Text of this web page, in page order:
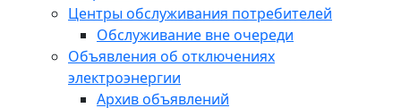
Центры обслуживания потребителей
Обслуживание вне очереди
Объявления об отключениях
электроэнергии
Архив объявлений